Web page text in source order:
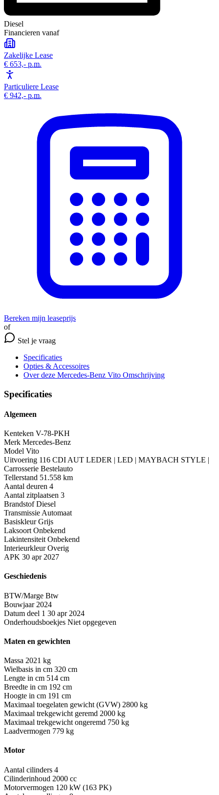
Diesel
Financieren vanaf
Zakelijke Lease
€ 653,- p.m.
Particuliere Lease
€ 942,- p.m.
Bereken mijn leaseprijs
of
Stel je vraag
Specificaties
Opties & Accessoires
Over deze Mercedes-Benz Vito Omschrijving
Specificaties
Algemeen
Kenteken V-78-PKH
Merk Mercedes-Benz
Model Vito
Uitvoering 116 CDI AUT LEDER | LED | MAYBACH STYLE |
Carrosserie Bestelauto
Tellerstand 51.558 km
Aantal deuren 4
Aantal zitplaatsen 3
Brandstof Diesel
Transmissie Automaat
Basiskleur Grijs
Laksoort Onbekend
Lakintensiteit Onbekend
Interieurkleur Overig
APK 30 apr 2027
Geschiedenis
BTW/Marge Btw
Bouwjaar 2024
Datum deel 1 30 apr 2024
Onderhoudsboekjes Niet opgegeven
Maten en gewichten
Massa 2021 kg
Wielbasis in cm 320 cm
Lengte in cm 514 cm
Breedte in cm 192 cm
Hoogte in cm 191 cm
Maximaal toegelaten gewicht (GVW) 2800 kg
Maximaal trekgewicht geremd 2000 kg
Maximaal trekgewicht ongeremd 750 kg
Laadvermogen 779 kg
Motor
Aantal cilinders 4
Cilinderinhoud 2000 cc
Motorvermogen 120 kW (163 PK)